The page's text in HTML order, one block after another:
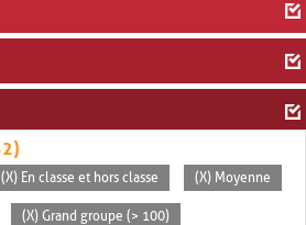
(X) En classe et hors classe (X) Moyenne
(X) Grand groupe (> 100)